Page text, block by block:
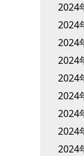
2024
2024
2024
2024
2024
2024
2024
2024
2024